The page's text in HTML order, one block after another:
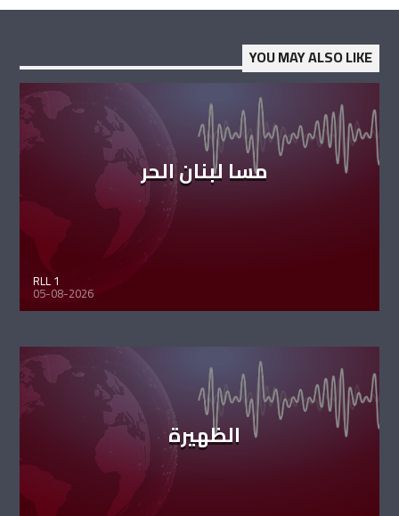
YOU MAY ALSO LIKE
مسا لبنان الحر
RLL 1
05-08-2026
الظهيرة